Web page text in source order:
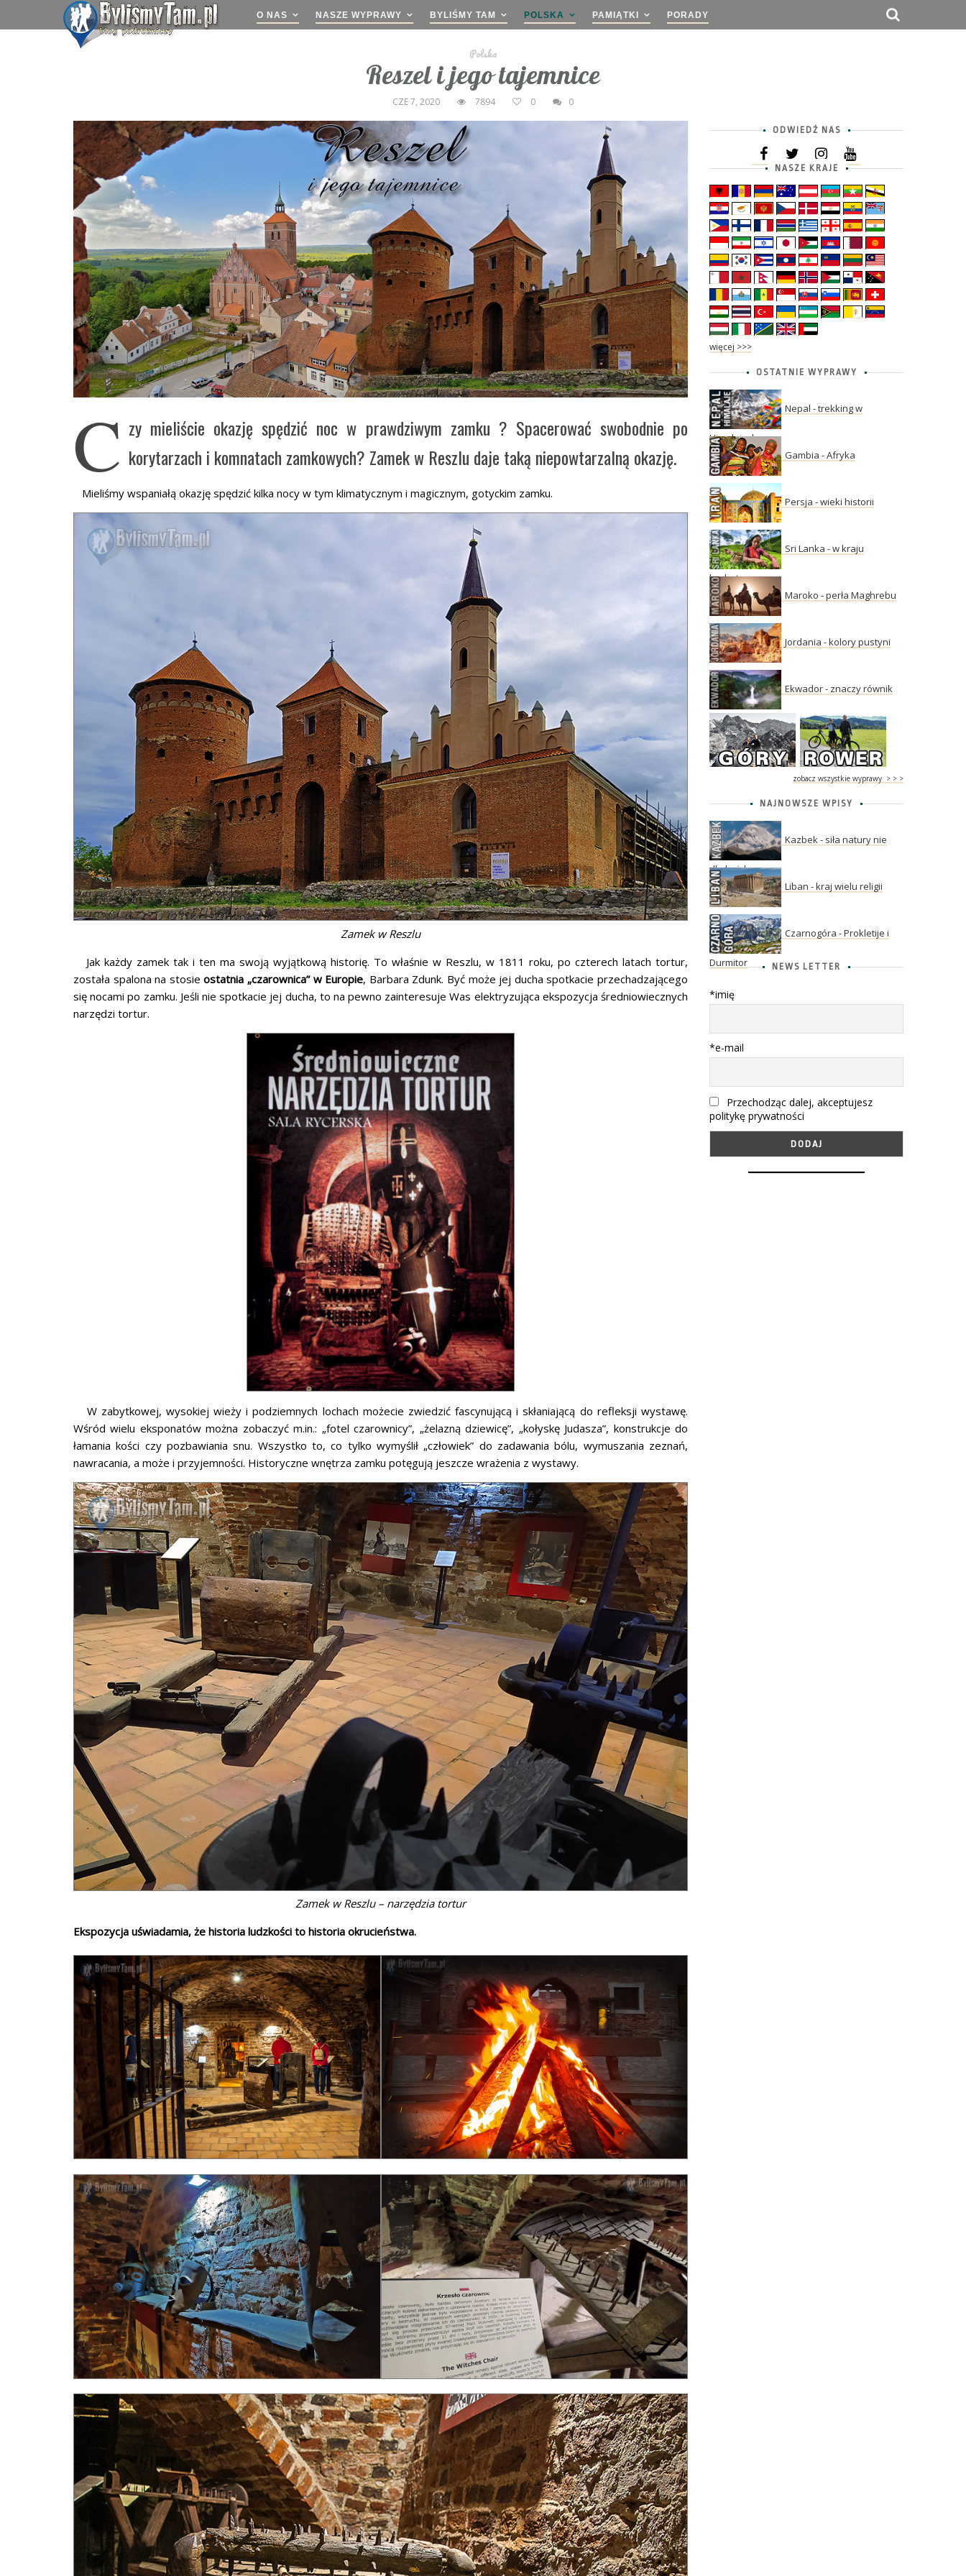
O NAS NASZE WYPRAWY BYLIŚMY TAM POLSKA PAMIĄTKI PORADY
Polska
Reszel i jego tajemnice
CZE 7, 2020 7894 0 0
C zy mieliście okazję spędzić noc w prawdziwym zamku ? Spacerować swobodnie po
korytarzach i komnatach zamkowych? Zamek w Reszlu daje taką niepowtarzalną okazję.
Mieliśmy wspaniałą okazję spędzić kilka nocy w tym klimatycznym i magicznym, gotyckim zamku.
Zamek w Reszlu
Jak każdy zamek tak i ten ma swoją wyjątkową historię. To właśnie w Reszlu, w 1811 roku, po czterech latach tortur,
została spalona na stosieostatnia „czarownica” w Europie, Barbara Zdunk. Być może jej ducha spotkacie przechadzającego
się nocami po zamku. Jeśli nie spotkacie jej ducha, to na pewno zainteresuje Was elektryzująca ekspozycja średniowiecznych
narzędzi tortur.
W zabytkowej, wysokiej wieży i podziemnych lochach możecie zwiedzić fascynującą i skłaniającą do refleksji wystawę.
Wśród wielu eksponatów można zobaczyć m.in.: „fotel czarownicy”, „żelazną dziewicę”, „kołyskę Judasza”, konstrukcje do
łamania kości czy pozbawiania snu. Wszystko to, co tylko wymyślił „człowiek” do zadawania bólu, wymuszania zeznań,
nawracania, a może i przyjemności. Historyczne wnętrza zamku potęgują jeszcze wrażenia z wystawy.
Zamek w Reszlu – narzędzia tortur
Ekspozycja uświadamia, że historia ludzkości to historia okrucieństwa.
ODWIEDŹ NAS
NASZE KRAJE
więcej >>>
OSTATNIE WYPRAWY
Nepal - trekking w
Himalajach
Gambia - Afryka
Persja - wieki historii
Sri Lanka - w kraju
herbaty
Maroko - perła Maghrebu
Jordania - kolory pustyni
Ekwador - znaczy równik
zobacz wszystkie wyprawy > > >
NAJNOWSZE WPISY
Kazbek - siła natury nie
dla każdego
Liban - kraj wielu religii
Czarnogóra - Prokletije i
Durmitor NEWS LETTER
*imię
*e-mail
Przechodząc dalej, akceptujesz
politykę prywatności